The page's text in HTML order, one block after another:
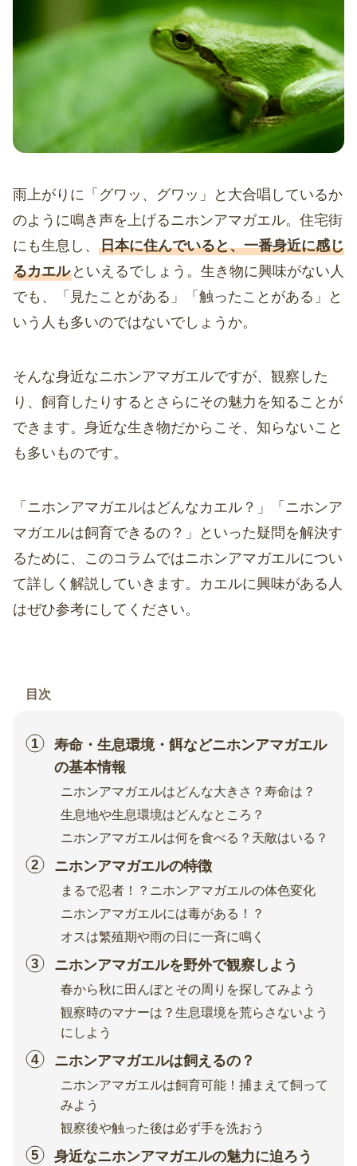
雨上がりに「グワッ、グワッ」と大合唱しているか
のように鳴き声を上げるニホンアマガエル。住宅街
にも生息し、 日本に住んでいると、一番身近に感じ
るカエル といえるでしょう。生き物に興味がない人
でも、「見たことがある」「触ったことがある」と
いう人も多いのではないでしょうか。
そんな身近なニホンアマガエルですが、観察した
り、飼育したりするとさらにその魅力を知ることが
できます。身近な生き物だからこそ、知らないこと
も多いものです。
「ニホンアマガエルはどんなカエル？」「ニホンア
マガエルは飼育できるの？」といった疑問を解決す
るために、このコラムではニホンアマガエルについ
て詳しく解説していきます。カエルに興味がある人
はぜひ参考にしてください。
目次
寿命・生息環境・餌などニホンアマガエル
の基本情報
ニホンアマガエルはどんな大きさ？寿命は？
生息地や生息環境はどんなところ？
ニホンアマガエルは何を食べる？天敵はいる？
ニホンアマガエルの特徴
まるで忍者！？ニホンアマガエルの体色変化
ニホンアマガエルには毒がある！？
オスは繁殖期や雨の日に一斉に鳴く
ニホンアマガエルを野外で観察しよう
春から秋に田んぼとその周りを探してみよう
観察時のマナーは？生息環境を荒らさないよう
にしよう
ニホンアマガエルは飼えるの？
ニホンアマガエルは飼育可能！捕まえて飼って
みよう
観察後や触った後は必ず手を洗おう
身近なニホンアマガエルの魅力に迫ろう